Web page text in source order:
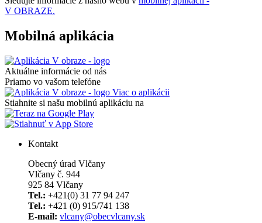
V OBRAZE.
Mobilná aplikácia
Aktuálne informácie od nás
Priamo vo vašom telefóne
Viac o aplikácii
Stiahnite si našu mobilnú aplikáciu na
Kontakt
Obecný úrad Vlčany
Vlčany č. 944
925 84 Vlčany
Tel.: +421(0) 31 77 94 247
Tel.: +421 (0) 915/741 138
E-mail: vlcany@obecvlcany.sk